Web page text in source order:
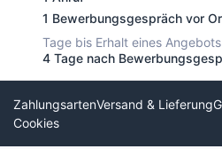
1 Bewerbungsgespräch vor
Tage bis Erhalt eines Angebots
4 Tage nach
ZahlungsartenVersand & Lieferung
Cookies